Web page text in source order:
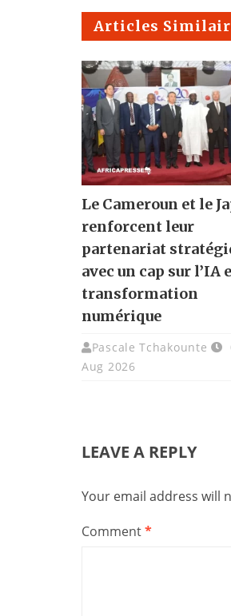
Articles
Le Cameroun et le
renforcent leur
partenariat
avec un cap sur l’IA
transformation
numérique
Pascale Tchakounte
Aug 2026
LEAVE A REPLY
Your email address will
Comment*